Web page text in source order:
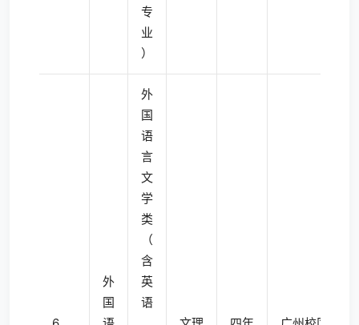
专
业
）
外
国
外
国
语
言
文
学
类
（
含
英
语